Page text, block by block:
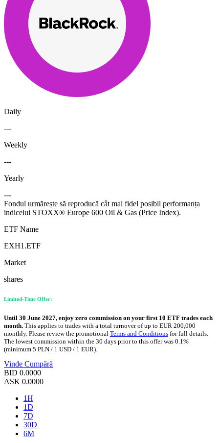
Daily
---
Weekly
---
Yearly
---
Fondul urmărește să reproducă cât mai fidel posibil performanța
indicelui STOXX® Europe 600 Oil & Gas (Price Index).
ETF Name
EXH1.ETF
Market
shares
Limited-Time Offer:
Until 30 June 2027, enjoy zero commission on your first 10 ETF trades each
month. This applies to trades with a total turnover of up to EUR 200,000
monthly. Please review the promotional Terms and Conditions for full details.
The lowest commission within the 30 days prior to this offer was 0.1%
(minimum 5 PLN / 1 USD / 1 EUR).
Vinde Cumpără
BID 0.0000
ASK 0.0000
1H
1D
7D
30D
6M